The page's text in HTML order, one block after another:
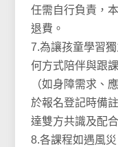
任需自行負責，
退費。
7.為讓孩童學習
何方式陪伴與跟
（如身障需求、
於報名登記時備
達雙方共識及配合
8.各課程如遇風